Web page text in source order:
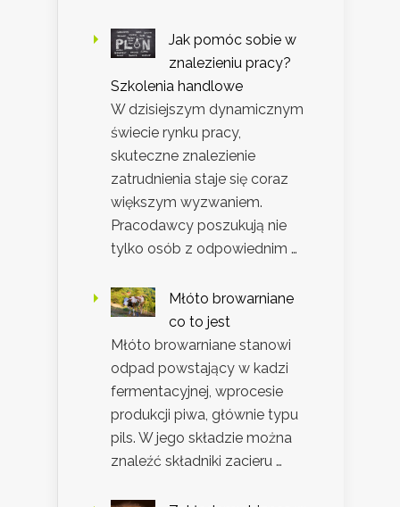
Jak pomóc sobie w
znalezieniu pracy?
Szkolenia handlowe
W dzisiejszym dynamicznym
świecie rynku pracy,
skuteczne znalezienie
zatrudnienia staje się coraz
większym wyzwaniem.
Pracodawcy poszukują nie
tylko osób z odpowiednim …
Młóto browarniane
co to jest
Młóto browarniane stanowi
odpad powstający w kadzi
fermentacyjnej, wprocesie
produkcji piwa, głównie typu
pils. W jego składzie można
znaleźć składniki zacieru …